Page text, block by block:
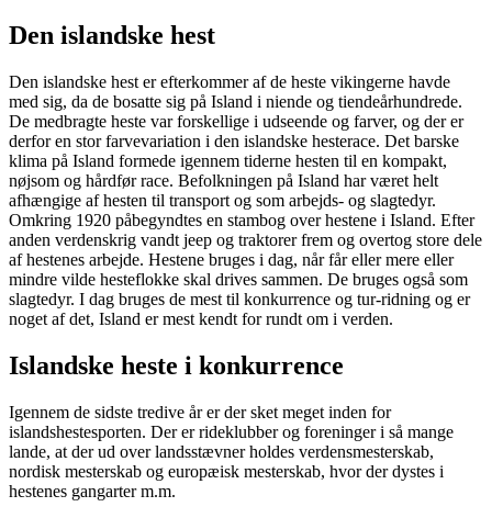
Den islandske hest
Den islandske hest er efterkommer af de heste vikingerne havde
med sig, da de bosatte sig på Island i niende og tiendeårhundrede.
De medbragte heste var forskellige i udseende og farver, og der er
derfor en stor farvevariation i den islandske hesterace. Det barske
klima på Island formede igennem tiderne hesten til en kompakt,
nøjsom og hårdfør race. Befolkningen på Island har været helt
afhængige af hesten til transport og som arbejds- og slagtedyr.
Omkring 1920 påbegyndtes en stambog over hestene i Island. Efter
anden verdenskrig vandt jeep og traktorer frem og overtog store dele
af hestenes arbejde. Hestene bruges i dag, når får eller mere eller
mindre vilde hesteflokke skal drives sammen. De bruges også som
slagtedyr. I dag bruges de mest til konkurrence og tur-ridning og er
noget af det, Island er mest kendt for rundt om i verden.
Islandske heste i konkurrence
Igennem de sidste tredive år er der sket meget inden for
islandshestesporten. Der er rideklubber og foreninger i så mange
lande, at der ud over landsstævner holdes verdensmesterskab,
nordisk mesterskab og europæisk mesterskab, hvor der dystes i
hestenes gangarter m.m.